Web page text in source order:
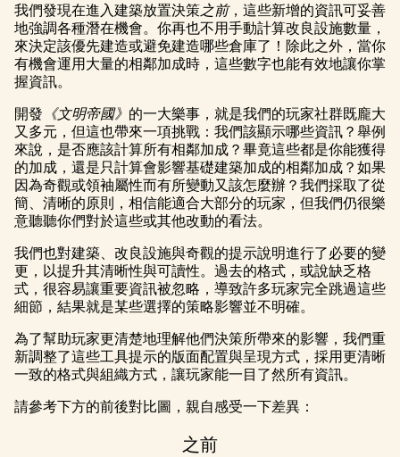
我們發現在進入建築放置決策之前，這些新增的資訊可妥善
地強調各種潛在機會。你再也不用手動計算改良設施數量，
來決定該優先建造或避免建造哪些倉庫了！除此之外，當你
有機會運用大量的相鄰加成時，這些數字也能有效地讓你掌
握資訊。
開發 《文明帝國》 的一大樂事，就是我們的玩家社群既龐大
又多元，但這也帶來一項挑戰：我們該顯示哪些資訊？舉例
來說，是否應該計算所有相鄰加成？畢竟這些都是你能獲得
的加成，還是只計算會影響基礎建築加成的相鄰加成？如果
因為奇觀或領袖屬性而有所變動又該怎麼辦？我們採取了從
簡、清晰的原則，相信能適合大部分的玩家，但我們仍很樂
意聽聽你們對於這些或其他改動的看法。
我們也對建築、改良設施與奇觀的提示說明進行了必要的變
更，以提升其清晰性與可讀性。過去的格式，或說缺乏格
式，很容易讓重要資訊被忽略，導致許多玩家完全跳過這些
細節，結果就是某些選擇的策略影響並不明確。
為了幫助玩家更清楚地理解他們決策所帶來的影響，我們重
新調整了這些工具提示的版面配置與呈現方式，採用更清晰
一致的格式與組織方式，讓玩家能一目了然所有資訊。
請參考下方的前後對比圖，親自感受一下差異：
之前